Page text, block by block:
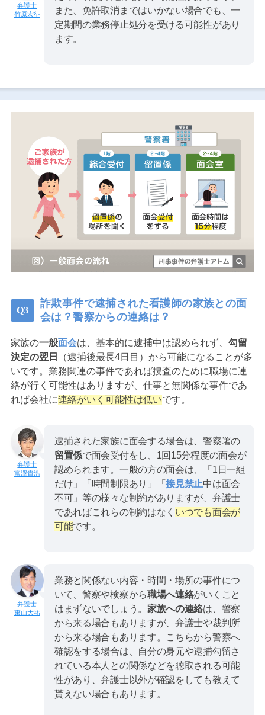
竹原宏征
また、免許取消まではいかない場合でも、一
定期間の業務停止処分を受ける可能性があり
ます。
詐欺事件で逮捕された看護師の家族との面
会は？警察からの連絡は？
家族の一般面会は、基本的に逮捕中は認められず、 勾留
決定の翌日
（逮捕後最長4日目）から可能になることが多
いです。業務関連の事件であれば捜査のために職場に連
絡が行く可能性はありますが、仕事と無関係な事件であ
れば会社に連絡がいく可能性は低いです。
富澤貴浩
逮捕された家族に面会する場合は、警察署の
留置係で面会受付をし、1回15分程度の面会が
認められます。一般の方の面会は、「1日一組
だけ」「時間制限あり」「接見禁止中は面会
不可」等の様々な制約がありますが、弁護士
であればこれらの制約はなく いつでも面会が
可能です。
東山大祐
業務と関係ない内容・時間・場所の事件につ
いて、警察や検察から職場へ連絡がいくこと
はまずないでしょう。 家族への連絡は、警察
から来る場合もありますが、弁護士や裁判所
から来る場合もあります。こちらから警察へ
確認をする場合は、自分の身元や逮捕勾留さ
れている本人との関係などを聴取される可能
性があり、弁護士以外が確認をしても教えて
貰えない場合もあります。